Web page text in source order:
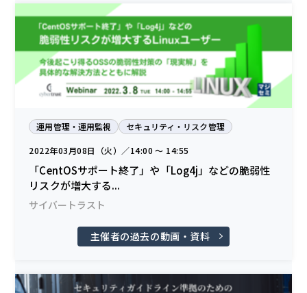
運用管理・運用監視 セキュリティ・リスク管理
2022年03月08日（火）／14:00 〜 14:55
「CentOSサポート終了」や「Log4j」などの脆弱性
リスクが増大する...
サイバートラスト
主催者の過去の動画・資料